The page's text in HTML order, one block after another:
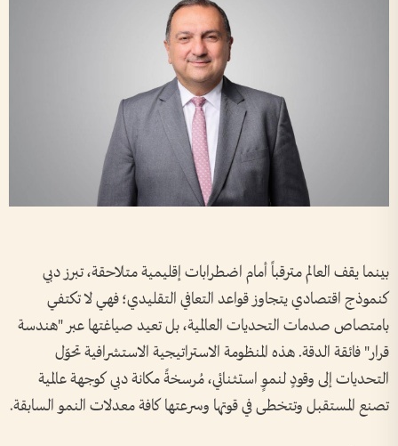
بينما يقف العالم مترقباً أمام اضطرابات إقليمية متلاحقة، تبرز دبي
كنموذج اقتصادي يتجاوز قواعد التعافي التقليدي؛ فهي لا تكتفي
بامتصاص صدمات التحديات العالمية، بل تعيد صياغتها عبر "هندسة
قرار" فائقة الدقة. هذه المنظومة الاستراتيجية الاستشرافية تحوّل
التحديات إلى وقودٍ لنموٍ استثنائي، مُرسخةً مكانة دبي كوجهة عالمية
تصنع المستقبل وتتخطى في قوتها وسرعتها كافة معدلات النمو السابقة.